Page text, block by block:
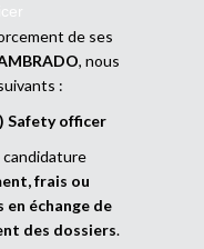
de ses
, nous
:
Safety officer
frais ou
échange de
des dossiers.